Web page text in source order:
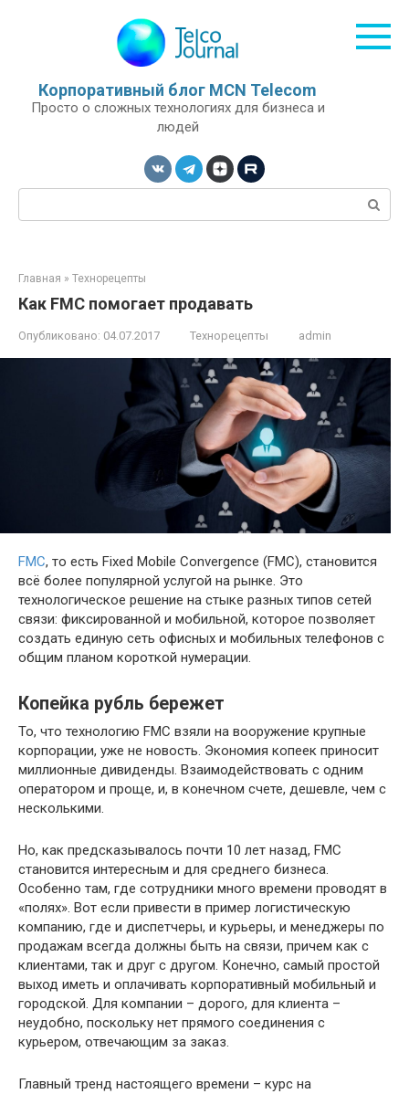
Корпоративный блог MCN Telecom
Просто о сложных технологиях для бизнеса и
людей
Главная » Технорецепты
Как FMC помогает продавать
Опубликовано: 04.07.2017 Технорецепты admin
FMC, то есть Fixed Mobile Convergence (FMC), становится
всё более популярной услугой на рынке. Это
технологическое решение на стыке разных типов сетей
связи: фиксированной и мобильной, которое позволяет
создать единую сеть офисных и мобильных телефонов с
общим планом короткой нумерации.
Копейка рубль бережет
То, что технологию FMC взяли на вооружение крупные
корпорации, уже не новость. Экономия копеек приносит
миллионные дивиденды. Взаимодействовать с одним
оператором и проще, и, в конечном счете, дешевле, чем с
несколькими.
Но, как предсказывалось почти 10 лет назад, FMC
становится интересным и для среднего бизнеса.
Особенно там, где сотрудники много времени проводят в
«полях». Вот если привести в пример логистическую
компанию, где и диспетчеры, и курьеры, и менеджеры по
продажам всегда должны быть на связи, причем как с
клиентами, так и друг с другом. Конечно, самый простой
выход иметь и оплачивать корпоративный мобильный и
городской. Для компании – дорого, для клиента –
неудобно, поскольку нет прямого соединения с
курьером, отвечающим за заказ.
Главный тренд настоящего времени – курс на